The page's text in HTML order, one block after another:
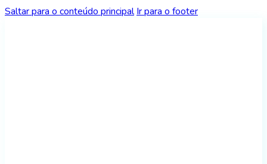
Saltar para o conteúdo principal Ir para o footer